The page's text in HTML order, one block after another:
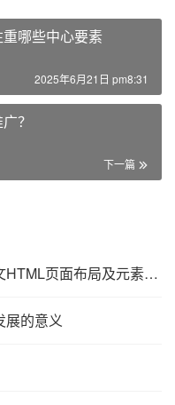
哪些中心要素
2025年6月21日 pm8:31
？
下一篇
新闻动态新媒体环境下科技论文HTML页面布局及元素编排
展的意义